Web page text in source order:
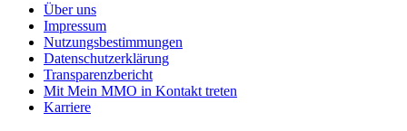
Über uns
Impressum
Nutzungsbestimmungen
Datenschutzerklärung
Transparenzbericht
Mit Mein MMO in Kontakt treten
Karriere